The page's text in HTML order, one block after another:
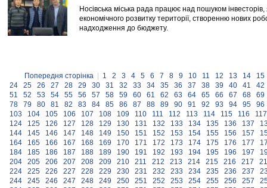
Носівська міська рада працює над пошуком
економічного розвитку території, створенню нових
надходження до бюджету.
Попередня сторінка 1 2 3 4 5 6 7 8 9 10 11 12 13 14
15
24
25 26 27 28 29 30 31 32 33 34 35 36 37 38 39 40 41
42
51
52 53 54 55 56 57 58 59 60 61 62 63 64 65 66 67 68
69
78
79 80 81 82 83 84 85 86 87 88 89 90 91 92 93 94 95
96
103
104 105 106 107 108 109 110 111 112 113 114 115 116
117
124
125 126 127 128 129 130 131 132 133 134 135 136 137
144
145 146 147 148 149 150 151 152 153 154 155 156 157
164
165 166 167 168 169 170 171 172 173 174 175 176 177
184
185 186 187 188 189 190 191 192 193 194 195 196 197
204
205 206 207 208 209 210 211 212 213 214 215 216 217
224
225 226 227 228 229 230 231 232 233 234 235 236 237
244
245 246 247 248 249 250 251 252 253 254 255 256 257